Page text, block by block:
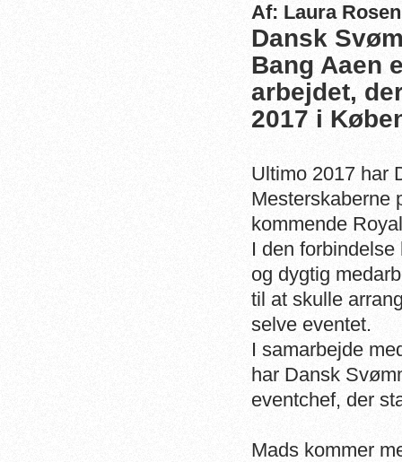
Af: Laura
Dansk
Bang Aaen
arbejdet,
2017 i
Ultimo 2017 har
Mesterskaberne
kommende
I den
og dygtig
til at skulle
selve eventet.
I samarbejde
har Dansk
eventchef, der
Mads kommer